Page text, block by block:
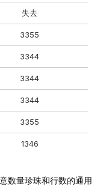
失去
3355
3344
3344
3344
3355
1346
数量珍珠和行数的通用